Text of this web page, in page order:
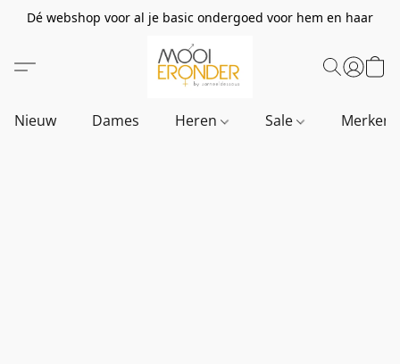
Dé webshop voor al je basic ondergoed voor hem en haar
Nieuw Dames Heren Sale Merken